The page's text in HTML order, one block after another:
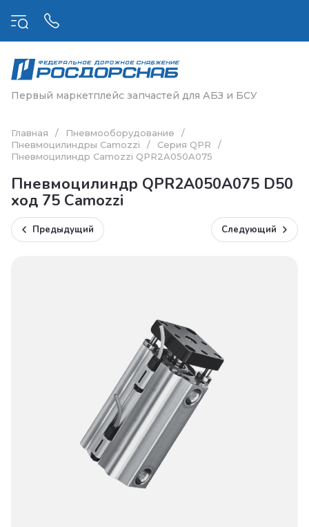
Первый маркетплейс запчастей для АБЗ и БСУ
Главная / Пневмооборудование
/
Пневмоцилиндры Camozzi
/ Серия QPR
/
Пневмоцилиндр Camozzi QPR2A050A075
Пневмоцилиндр QPR2A050A075 D50
ход 75 Camozzi
Предыдущий Следующий